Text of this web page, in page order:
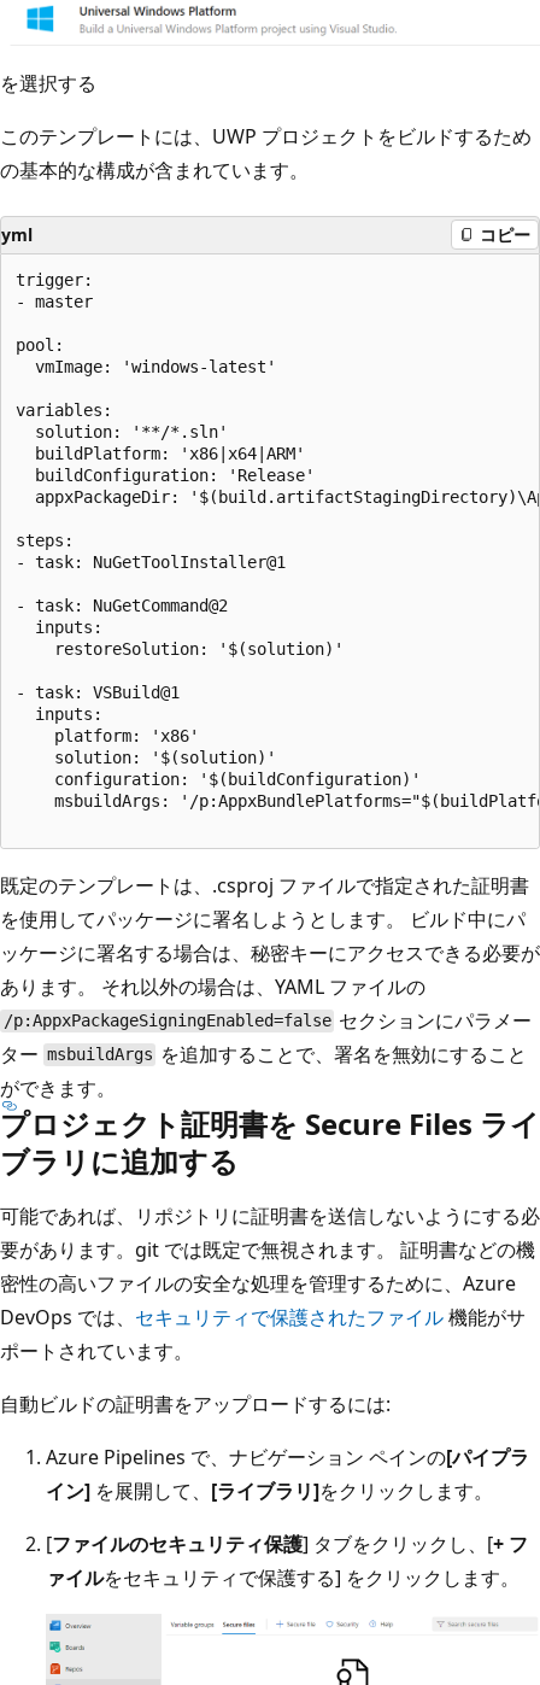
を選択する
このテンプレートには、UWP プロジェクトをビルドするため
の基本的な構成が含まれています。
yml コピー
trigger:
- master
pool:
  vmImage: 'windows-latest'
variables:
  solution: '**/*.sln'
  buildPlatform: 'x86|x64|ARM'
  buildConfiguration: 'Release'
appxPackageDir:
steps:
- task: NuGetToolInstaller@1
- task: NuGetCommand@2
  inputs:
    restoreSolution: '$(solution)'
- task: VSBuild@1
  inputs:
    platform: 'x86'
    solution: '$(solution)'
    configuration: '$(buildConfiguration)'
msbuildArgs: '/
既定のテンプレートは、.csproj ファイルで指定された証明書
を使用してパッケージに署名しようとします。 ビルド中にパ
ッケージに署名する場合は、秘密キーにアクセスできる必要が
あります。 それ以外の場合は、YAML ファイルの
/p:AppxPackageSigningEnabled=false セクションにパラメー
ター msbuildArgs を追加することで、署名を無効にすること
ができます。
プロジェクト証明書を Secure Files ライ
ブラリに追加する
可能であれば、リポジトリに証明書を送信しないようにする必
要があります。git では既定で無視されます。 証明書などの機
密性の高いファイルの安全な処理を管理するために、Azure
DevOps では、 セキュリティで保護されたファイル機能がサ
ポートされています。
自動ビルドの証明書をアップロードするには:
Azure Pipelines で、ナビゲーション ペインの[パイプラ
イン] を展開して、 [ライブラリ]をクリックします。
[ファイルのセキュリティ保護] タブをクリックし、[+ フ
ァイルをセキュリティで保護する] をクリックします。